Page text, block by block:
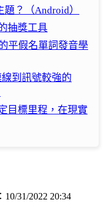
？（Android）
抽獎工具
平假名單詞發音學
到訊號較強的
目標里程，在現實
31/2022 20:34